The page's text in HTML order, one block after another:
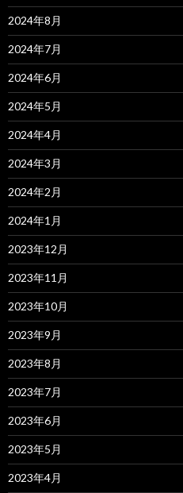
2024年8月
2024年7月
2024年6月
2024年5月
2024年4月
2024年3月
2024年2月
2024年1月
2023年12月
2023年11月
2023年10月
2023年9月
2023年8月
2023年7月
2023年6月
2023年5月
2023年4月